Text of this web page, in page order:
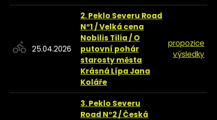
25.04.2026
2. Peklo Severu Road
N°1 / Velká cena
Nobilis Tilia / O
putovní pohár
starosty města
Krásná Lípa Jana
Koláře
propozice
výsledky
3. Peklo Severu
Road N°2 / Česká